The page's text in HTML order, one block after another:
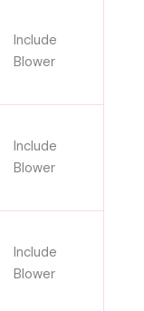
Include
Blower
Include
Blower
Include
Blower